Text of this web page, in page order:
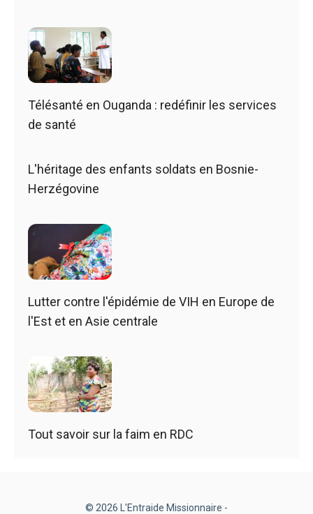
Télésanté en Ouganda : redéfinir les services
de santé
L'héritage des enfants soldats en Bosnie-
Herzégovine
Lutter contre l'épidémie de VIH en Europe de
l'Est et en Asie centrale
Tout savoir sur la faim en RDC
© 2026 L'Entraide Missionnaire -